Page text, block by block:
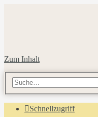
Zum Inhalt
Schnellzugriff